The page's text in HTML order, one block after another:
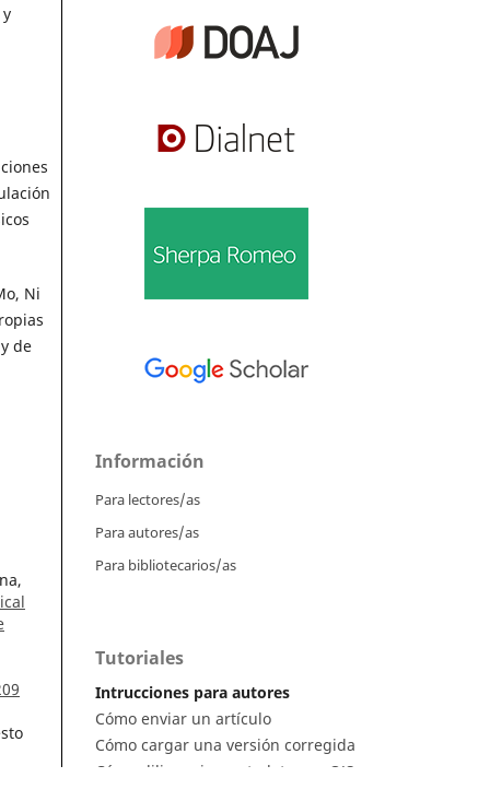
Ni
de
Información
Para lectores/as
Para autores/as
Para bibliotecarios/as
Tutoriales
Intrucciones para autores
Cómo enviar un artículo
Cómo cargar una versión corregida
Cómo diligenciar metadatos en OJS